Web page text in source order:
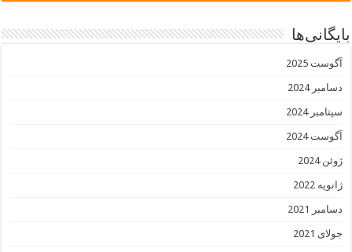
بایگانی‌ها
آگوست 2025
دسامبر 2024
سپتامبر 2024
آگوست 2024
ژوئن 2024
ژانویه 2022
دسامبر 2021
جولای 2021